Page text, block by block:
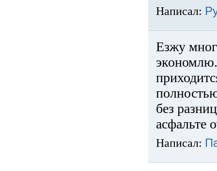
Написал:
Езжу
без
асфальте
Написал: